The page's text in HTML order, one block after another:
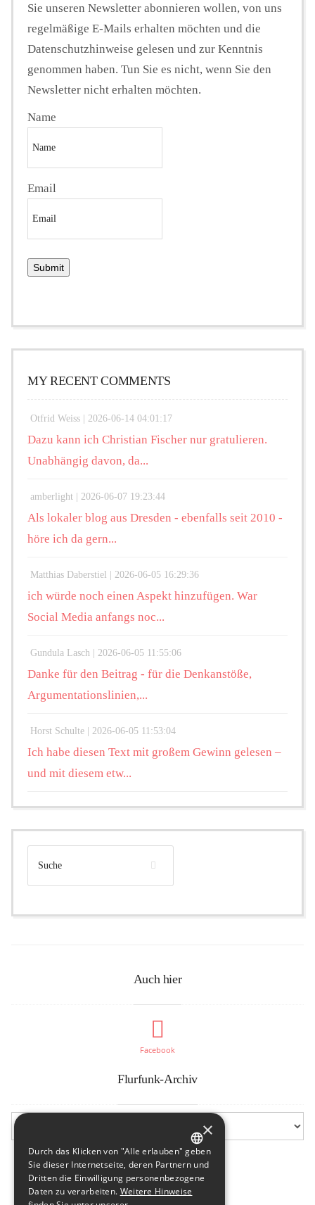
Sie unseren Newsletter abonnieren wollen, von uns
regelmäßige E-Mails erhalten möchten und die
Datenschutzhinweise gelesen und zur Kenntnis
genommen haben. Tun Sie es nicht, wenn Sie den
Newsletter nicht erhalten möchten.
Name
Email
MY RECENT COMMENTS
Otfrid Weiss | 2026-06-14 04:01:17
Dazu kann ich Christian Fischer nur gratulieren.
Unabhängig davon, da...
amberlight | 2026-06-07 19:23:44
Als lokaler blog aus Dresden - ebenfalls seit 2010 -
höre ich da gern...
Matthias Daberstiel | 2026-06-05 16:29:36
ich würde noch einen Aspekt hinzufügen. War
Social Media anfangs noc...
Gundula Lasch | 2026-06-05 11:55:06
Danke für den Beitrag - für die Denkanstöße,
Argumentationslinien,...
Horst Schulte | 2026-06-05 11:53:04
Ich habe diesen Text mit großem Gewinn gelesen –
und mit diesem etw...
Auch hier
Facebook
Flurfunk-Archiv
GERMAN
ENGLISH
×
Durch das Klicken von "Alle erlauben" geben
Sie dieser Internetseite, deren Partnern und
Dritten die Einwilligung personenbezogene
Daten zu verarbeiten. Weitere Hinweise